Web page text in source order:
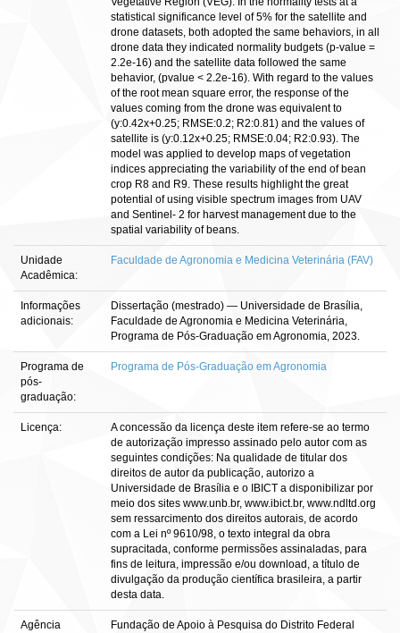
statistical significance level of 5% for the satellite and
drone datasets, both adopted the same behaviors, in all
drone data they indicated normality budgets (p-value =
2.2e-16) and the satellite data followed the same
behavior, (pvalue < 2.2e-16). With regard to the values
of the root mean square error, the response of the
values coming from the drone was equivalent to
(y:0.42x+0.25; RMSE:0.2; R2:0.81) and the values of
satellite is (y:0.12x+0.25; RMSE:0.04; R2:0.93). The
model was applied to develop maps of vegetation
indices appreciating the variability of the end of bean
crop R8 and R9. These results highlight the great
potential of using visible spectrum images from UAV
and Sentinel- 2 for harvest management due to the
spatial variability of beans.
Unidade
Acadêmica:
Faculdade de Agronomia e Medicina Veterinária (FAV)
Informações
adicionais:
Dissertação (mestrado) — Universidade de Brasília,
Faculdade de Agronomia e Medicina Veterinária,
Programa de Pós-Graduação em Agronomia, 2023.
Programa de
pós-
graduação:
Programa de Pós-Graduação em Agronomia
Licença:
A concessão da licença deste item refere-se ao termo
de autorização impresso assinado pelo autor com as
seguintes condições: Na qualidade de titular dos
direitos de autor da publicação, autorizo a
Universidade de Brasília e o IBICT a disponibilizar por
meio dos sites www.unb.br, www.ibict.br, www.ndltd.org
sem ressarcimento dos direitos autorais, de acordo
com a Lei nº 9610/98, o texto integral da obra
supracitada, conforme permissões assinaladas, para
fins de leitura, impressão e/ou download, a título de
divulgação da produção científica brasileira, a partir
desta data.
Agência
Fundação de Apoio à Pesquisa do Distrito Federal